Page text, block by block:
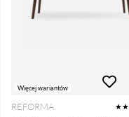
Więcej wariantów
REFORMA